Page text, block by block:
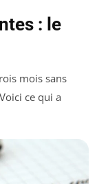
: le
mois sans
ce qui a